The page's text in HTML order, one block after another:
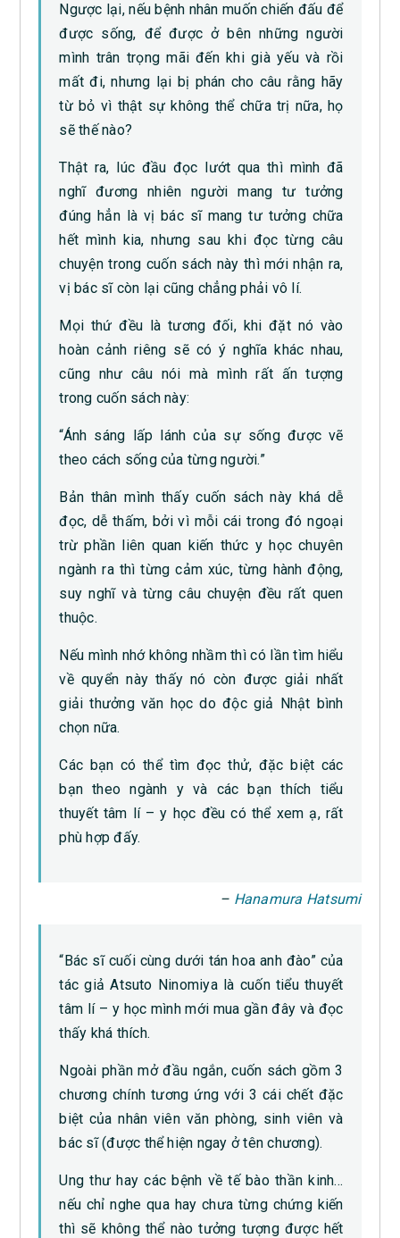
Ngược lại, nếu bệnh nhân muốn chiến đấu để
được sống, để được ở bên những người
mình trân trọng mãi đến khi già yếu và rồi
mất đi, nhưng lại bị phán cho câu rằng hãy
từ bỏ vì thật sự không thể chữa trị nữa, họ
sẽ thế nào?
Thật ra, lúc đầu đọc lướt qua thì mình đã
nghĩ đương nhiên người mang tư tưởng
đúng hẳn là vị bác sĩ mang tư tưởng chữa
hết mình kia, nhưng sau khi đọc từng câu
chuyện trong cuốn sách này thì mới nhận ra,
vị bác sĩ còn lại cũng chẳng phải vô lí.
Mọi thứ đều là tương đối, khi đặt nó vào
hoàn cảnh riêng sẽ có ý nghĩa khác nhau,
cũng như câu nói mà mình rất ấn tượng
trong cuốn sách này:
“Ánh sáng lấp lánh của sự sống được vẽ
theo cách sống của từng người.”
Bản thân mình thấy cuốn sách này khá dễ
đọc, dễ thấm, bởi vì mỗi cái trong đó ngoại
trừ phần liên quan kiến thức y học chuyên
ngành ra thì từng cảm xúc, từng hành động,
suy nghĩ và từng câu chuyện đều rất quen
thuộc.
Nếu mình nhớ không nhầm thì có lần tìm hiểu
về quyển này thấy nó còn được giải nhất
giải thưởng văn học do độc giả Nhật bình
chọn nữa.
Các bạn có thể tìm đọc thử, đặc biệt các
bạn theo ngành y và các bạn thích tiểu
thuyết tâm lí – y học đều có thể xem ạ, rất
phù hợp đấy.
– Hanamura Hatsumi
“Bác sĩ cuối cùng dưới tán hoa anh đào” của
tác giả Atsuto Ninomiya là cuốn tiểu thuyết
tâm lí – y học mình mới mua gần đây và đọc
thấy khá thích.
Ngoài phần mở đầu ngắn, cuốn sách gồm 3
chương chính tương ứng với 3 cái chết đặc
biệt của nhân viên văn phòng, sinh viên và
bác sĩ (được thể hiện ngay ở tên chương).
Ung thư hay các bệnh về tế bào thần kinh…
nếu chỉ nghe qua hay chưa từng chứng kiến
thì sẽ không thể nào tưởng tượng được hết